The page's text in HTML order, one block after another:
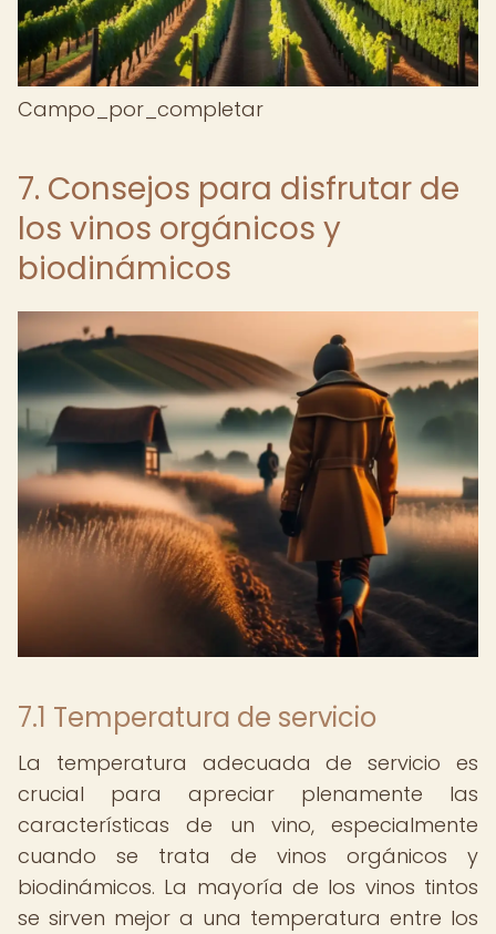
Campo_por_completar
7. Consejos para disfrutar de
los vinos orgánicos y
biodinámicos
7.1 Temperatura de servicio
La temperatura adecuada de servicio es
crucial para apreciar plenamente las
características de un vino, especialmente
cuando se trata de vinos orgánicos y
biodinámicos. La mayoría de los vinos tintos
se sirven mejor a una temperatura entre los